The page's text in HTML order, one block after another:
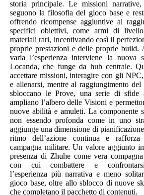
storia principale. Le missioni
seguono la filosofia del gioco base e
offrendo ricompense aggiuntive al
specifici obiettivi, come armi di
materiali rari, incentivando così il
proprie prestazioni e delle proprie build.
varia l’esperienza interviene la nuova
Locanda, che funge da hub centrale.
accettare missioni, interagire con gli
e allenarsi, mentre al raggiungimento
sbloccano le Prove, una serie di sfide
ampliano l’albero delle Visioni e
nuove abilità e amuleti. La componente
non essendo profonda come in uno
aggiunge una dimensione di
ritmo dell’azione continua e
campagna militare. Un valore aggiunto
presenza di Zhuhe come vera compagna
con cui combattere e
l’esperienza più narrativa e meno
gioco base, oltre allo sblocco di nuove
che completano il pacchetto di contenuti.